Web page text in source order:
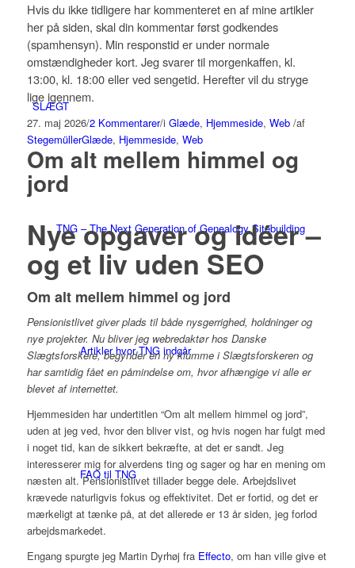
SLÆGT
TNG – The Next Generation of Genealogy Sitebuilding
Artikler hvor TNG indgår
FAQ til TNG
Hvis du ikke tidligere har kommenteret en af mine artikler
her på siden, skal din kommentar først godkendes
(spamhensyn). Min responstid er under normale
omstændigheder kort. Jeg svarer til morgenkaffen, kl.
13:00, kl. 18:00 eller ved sengetid. Herefter vil du stryge
lige igennem.
27. maj 2026/2 Kommentarer/i Glæde, Hjemmeside, Web /af
StegemüllerGlæde, Hjemmeside, Web
Om alt mellem himmel og
jord
Nye opgaver og idéer –
og et liv uden SEO
Om alt mellem himmel og jord
Pensionistlivet giver plads til både nysgerrighed, holdninger og
nye projekter. Nu bliver jeg webredaktør hos Danske
Slægtsforskere, begynder en ny klumme i Slægtsforskeren og
har samtidig fået en påmindelse om, hvor afhængige vi alle er
blevet af internettet.
Hjemmesiden har undertitlen “Om alt mellem himmel og jord”,
uden at jeg ved, hvor den bliver vist, og hvis nogen har fulgt med
i noget tid, kan de sikkert bekræfte, at det er sandt. Jeg
interesserer mig for alverdens ting og sager og har en mening om
næsten alt. Pensionistlivet tillader begge dele. Arbejdslivet
krævede naturligvis fokus og effektivitet. Det er fortid, og det er
mærkeligt at tænke på, at det allerede er 13 år siden, jeg forlod
arbejdsmarkedet.
Engang spurgte jeg Martin Dyrhøj fra Effecto, om han ville give et